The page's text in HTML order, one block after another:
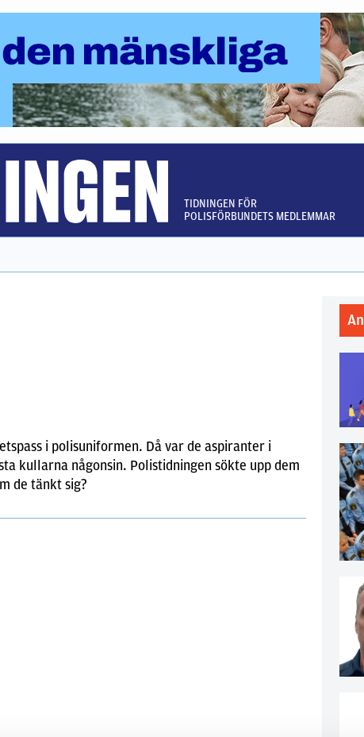
TIDNINGEN FÖR
POLISFÖRBUNDETS MEDLEMMAR
i polisuniformen. Då var de aspiranter i
kullarna någonsin. Polistidningen sökte upp dem
de tänkt sig?